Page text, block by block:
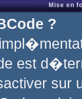
Mise en
?
est
sur